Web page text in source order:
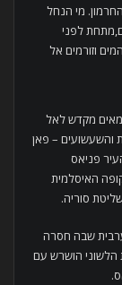
מי הנחל
לפני
וזורמים אל
מקדש לאל
והשעשועים – פאן
פניאס
האיסלמית
סוריה.
שבה חסרה
הלשוני הושרש עם